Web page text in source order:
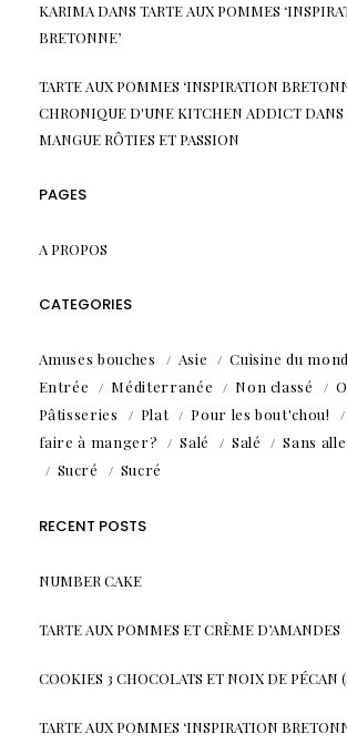
KARIMADANS TARTE AUX POMMES
BRETONNE’
TARTE AUX POMMES ‘INSPIRATION
CHRONIQUE D'UNE KITCHEN ADDICTDANS
MANGUE RÔTIES ET PASSION
PAGES
A PROPOS
CATEGORIES
Amuses bouches Asie Cuisine du
Entrée
Méditerranée Non classé
Pâtisseries
Plat Pour les bout'chou!
faire à manger?
Salé Salé
Sans
Sucré
Sucré
RECENT POSTS
NUMBER CAKE
TARTE AUX POMMES ET CRÈME D’AMANDES
COOKIES 3 CHOCOLATS ET NOIX DE PÉCAN
TARTE AUX POMMES ‘INSPIRATION